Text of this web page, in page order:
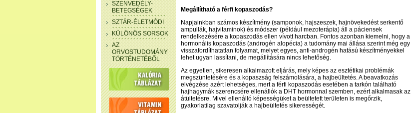
SZENVEDÉLY-
BETEGSÉGEK
SZTÁR-ÉLETMÓDI
KÜLÖNÖS SORSOK
AZ
ORVOSTUDOMÁNY
TÖRTÉNETÉBŐL
Megállítható a férfi kopaszodás?
Napjainkban számos készítmény (samponok, hajszeszek, hajnövekedést serkentő
ampullák, hajvitaminok) és módszer (például mezoterápia) áll a páciensek
rendelkezésére a kopaszodás ellen vívott harcban. Fontos azonban kiemelni, hogy a
hormonális kopaszodás (androgén alopécia) a tudomány mai állása szerint még egy
visszafordíthatatlan folyamat, melyet egyes, anti-androgén hatású készítményekkel
lehet ugyan lassítani, de megállítására nincs lehetőség.
Az egyetlen, sikeresen alkalmazott eljárás, mely képes az esztétikai problémák
megszüntetésére és a kopaszság felszámolására, a hajbeültetés. A beavatkozás
elvégzése azért lehetséges, mert a férfi kopaszodás esetében a tarkón található
hajhagymák szerencsére ellenállók a DHT hormonnal szemben, ezért alkalmasak az
átültetésre. Mivel ellenálló képességüket a beültetett területen is megőrzik,
gyakorlatilag szavatolják a hajbeültetés sikerességét.